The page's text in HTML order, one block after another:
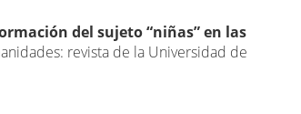
del sujeto “niñas” en las
revista de la Universidad de